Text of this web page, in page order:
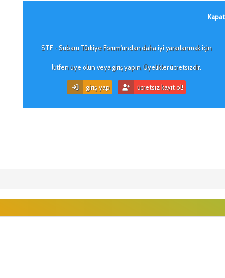
Kapat
STF - Subaru Türkiye Forum'undan daha iyi yararlanmak için
lütfen üye olun veya giriş yapın. Üyelikler ücretsizdir.
giriş yap ücretsiz kayıt ol!